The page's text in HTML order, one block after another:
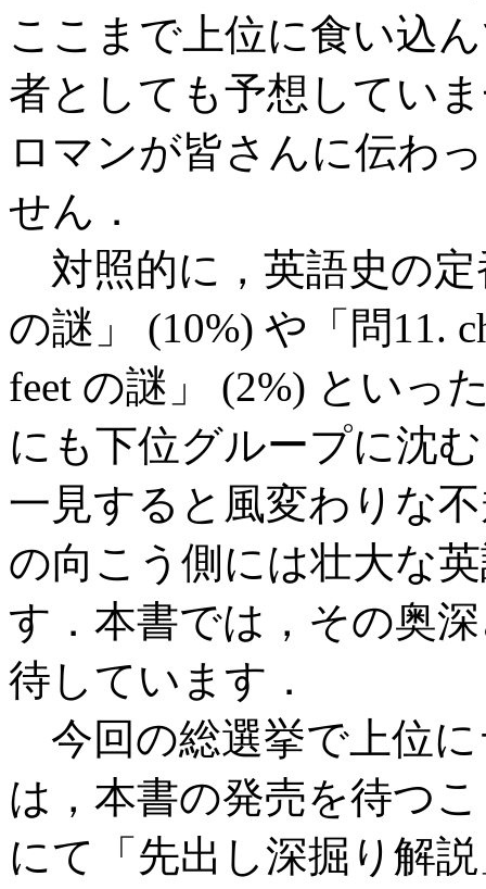
ここまで上位に食い込
者としても予想してい
ロマンが皆さんに伝わ
せん．
対照的に，英語史の定
の謎」 (10%) や「問11.
feet の謎」 (2%) といっ
にも下位グループに沈
一見すると風変わりな
の向こう側には壮大な
す．本書では，その奥
待しています．
今回の総選挙で上位
は，本書の発売を待つ
にて「先出し深掘り解